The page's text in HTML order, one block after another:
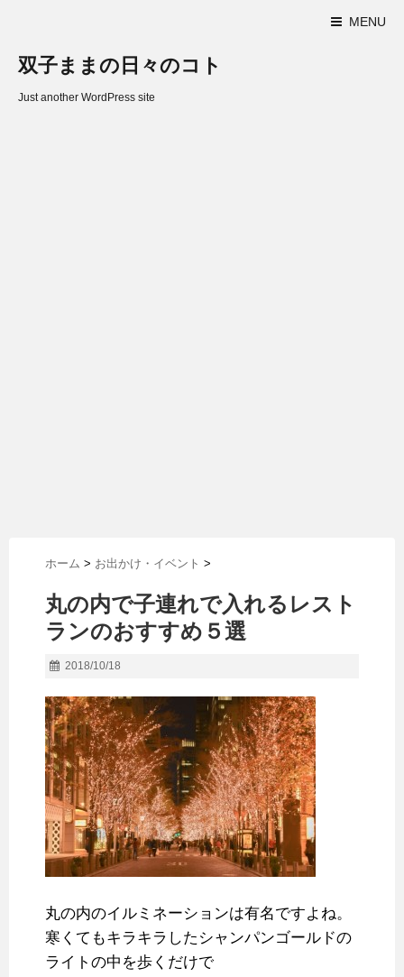
MENU
双子ままの日々のコト
Just another WordPress site
ホーム > お出かけ・イベント >
丸の内で子連れで入れるレスト
ランのおすすめ５選
2018/10/18
丸の内のイルミネーションは有名ですよね。
寒くてもキラキラしたシャンパンゴールドの
ライトの中を歩くだけで